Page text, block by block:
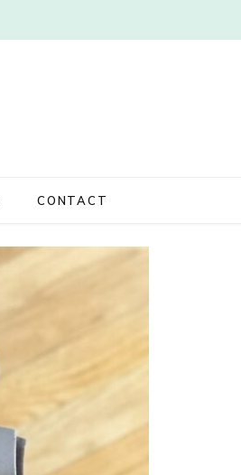
CONTACT